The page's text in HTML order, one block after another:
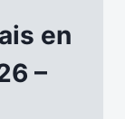
en
–